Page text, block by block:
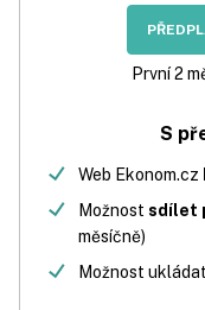
První 2
S
Web Ekonom.cz
Možnost sdílet
měsíčně)
Možnost